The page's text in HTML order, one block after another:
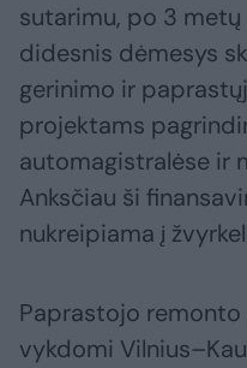
sutarimu, po 3
didesnis dėmesys
gerinimo ir
projektams
automagistralėse ir
Anksčiau ši
nukreipiama į
Paprastojo
vykdomi